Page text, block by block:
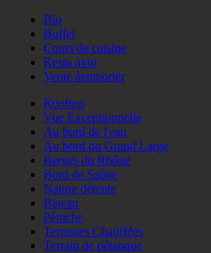
Bio
Buffet
Cours de cuisine
Resto àvin
Vente àemporter
Rooftop
Vue Exceptionnelle
Au bord de l'eau
Au bord du Grand Large
Berges du Rhône
Bord de Saône
Nature détente
Bateau
Péniche
Terrasses Chauffées
Terrain de pétanque